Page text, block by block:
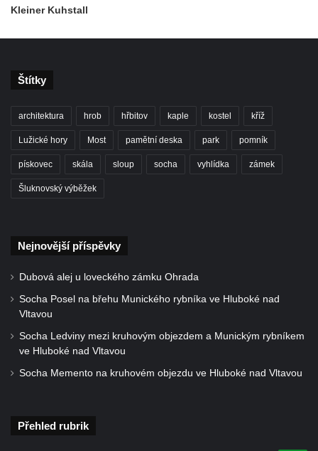
Vyhlídka Židovský vrch (Šluknov)
Vyhlídka Lipka u Horního Prysku
Spravedlnost
Úzké schody
Kleiner Kuhstall
Štítky
architektura hrob hřbitov kaple kostel kříž
Lužické hory Most pamětní deska park pomník
pískovec skála sloup socha vyhlídka zámek
Šluknovský výběžek
Nejnovější příspěvky
Dubová alej u loveckého zámku Ohrada
Socha Posel na břehu Munického rybníka ve Hluboké nad
Vltavou
Socha Ledviny mezi kruhovým objezdem a Munickým rybníkem
ve Hluboké nad Vltavou
Socha Memento na kruhovém objezdu ve Hluboké nad Vltavou
Přehled rubrik